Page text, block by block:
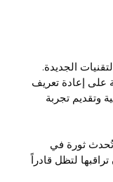
الجديدة.
على إعادة تعريف
وتقديم تجربة
تُحدث ثورة في
لتظل قادراً